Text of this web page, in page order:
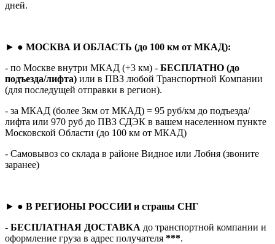
дней.
► ● МОСКВА И ОБЛАСТЬ (до 100 км от МКАД):
- по Москве внутри МКАД (+3 км) - БЕСПЛАТНО (до
подъезда/лифта) или в ПВЗ любой Транспортной Компании
(для последущей отправки в регион).
- за МКАД (более 3км от МКАД) = 95 руб/км до подъезда/
лифта или 970 руб до ПВЗ СДЭК в вашем населенном пункте
Московской Области (до 100 км от МКАД)
- Самовывоз со склада в районе Видное или Лобня (звоните
заранее)
► ● В РЕГИОНЫ РОССИИ и страны СНГ
- БЕСПЛАТНАЯ ДОСТАВКА до транспортной компании и
оформление груза в адрес получателя ***.